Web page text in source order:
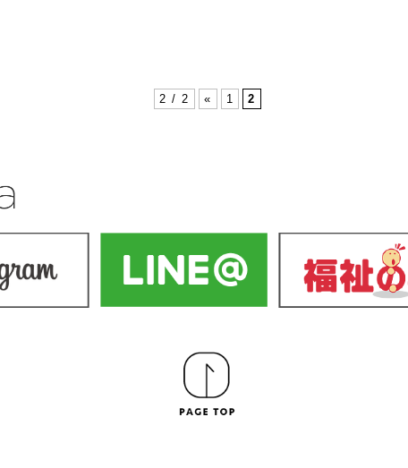
2 / 2 « 1 2